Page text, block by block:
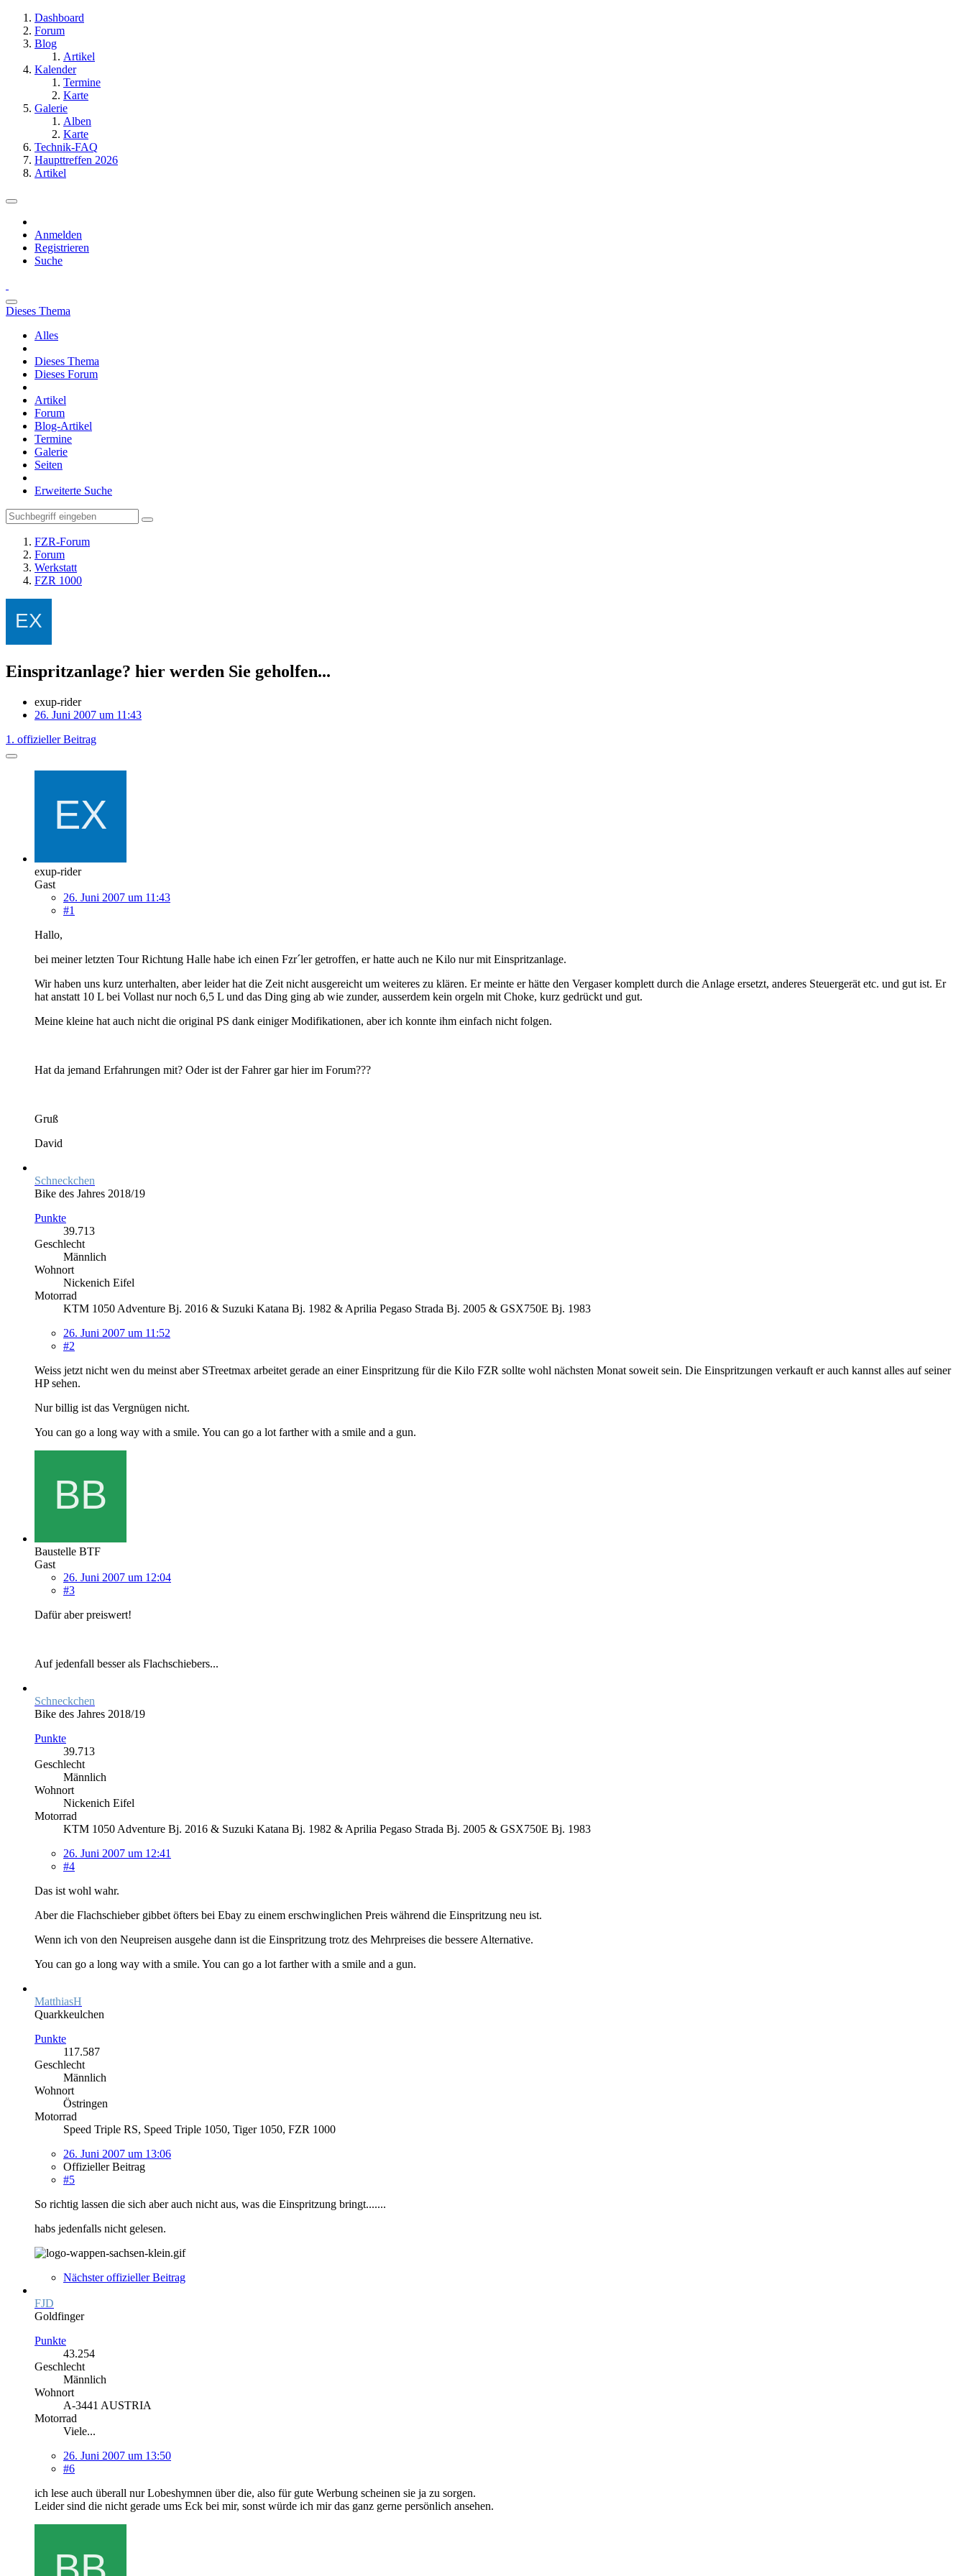
Dashboard
Forum
Blog
Artikel
Kalender
Termine
Karte
Galerie
Alben
Karte
Technik-FAQ
Haupttreffen 2026
Artikel
Anmelden
Registrieren
Suche
Dieses Thema
Alles
Dieses Thema
Dieses Forum
Artikel
Forum
Blog-Artikel
Termine
Galerie
Seiten
Erweiterte Suche
FZR-Forum
Forum
Werkstatt
FZR 1000
Einspritzanlage? hier werden Sie geholfen...
exup-rider
26. Juni 2007 um 11:43
1. offizieller Beitrag
exup-rider
Gast
26. Juni 2007 um 11:43
#1
Hallo,
bei meiner letzten Tour Richtung Halle habe ich einen Fzr´ler getroffen, er hatte auch ne Kilo nur mit Einspritzanlage.
Wir haben uns kurz unterhalten, aber leider hat die Zeit nicht ausgereicht um weiteres zu klären. Er meinte er hätte den Vergaser komplett durch die Anlage ersetzt, anderes Steuergerät etc. und gut ist. Er
hat anstatt 10 L bei Vollast nur noch 6,5 L und das Ding ging ab wie zunder, ausserdem kein orgeln mit Choke, kurz gedrückt und gut.
Meine kleine hat auch nicht die original PS dank einiger Modifikationen, aber ich konnte ihm einfach nicht folgen.
Hat da jemand Erfahrungen mit? Oder ist der Fahrer gar hier im Forum???
Gruß
David
Schneckchen
Bike des Jahres 2018/19
Punkte
39.713
Geschlecht
Männlich
Wohnort
Nickenich Eifel
Motorrad
KTM 1050 Adventure Bj. 2016 & Suzuki Katana Bj. 1982 & Aprilia Pegaso Strada Bj. 2005 & GSX750E Bj. 1983
26. Juni 2007 um 11:52
#2
Weiss jetzt nicht wen du meinst aber STreetmax arbeitet gerade an einer Einspritzung für die Kilo FZR sollte wohl nächsten Monat soweit sein. Die Einspritzungen verkauft er auch kannst alles auf seiner
HP sehen.
Nur billig ist das Vergnügen nicht.
You can go a long way with a smile. You can go a lot farther with a smile and a gun.
Baustelle BTF
Gast
26. Juni 2007 um 12:04
#3
Dafür aber preiswert!
Auf jedenfall besser als Flachschiebers...
Schneckchen
Bike des Jahres 2018/19
Punkte
39.713
Geschlecht
Männlich
Wohnort
Nickenich Eifel
Motorrad
KTM 1050 Adventure Bj. 2016 & Suzuki Katana Bj. 1982 & Aprilia Pegaso Strada Bj. 2005 & GSX750E Bj. 1983
26. Juni 2007 um 12:41
#4
Das ist wohl wahr.
Aber die Flachschieber gibbet öfters bei Ebay zu einem erschwinglichen Preis während die Einspritzung neu ist.
Wenn ich von den Neupreisen ausgehe dann ist die Einspritzung trotz des Mehrpreises die bessere Alternative.
You can go a long way with a smile. You can go a lot farther with a smile and a gun.
MatthiasH
Quarkkeulchen
Punkte
117.587
Geschlecht
Männlich
Wohnort
Östringen
Motorrad
Speed Triple RS, Speed Triple 1050, Tiger 1050, FZR 1000
26. Juni 2007 um 13:06
Offizieller Beitrag
#5
So richtig lassen die sich aber auch nicht aus, was die Einspritzung bringt.......
habs jedenfalls nicht gelesen.
Nächster offizieller Beitrag
FJD
Goldfinger
Punkte
43.254
Geschlecht
Männlich
Wohnort
A-3441 AUSTRIA
Motorrad
Viele...
26. Juni 2007 um 13:50
#6
ich lese auch überall nur Lobeshymnen über die, also für gute Werbung scheinen sie ja zu sorgen.
Leider sind die nicht gerade ums Eck bei mir, sonst würde ich mir das ganz gerne persönlich ansehen.